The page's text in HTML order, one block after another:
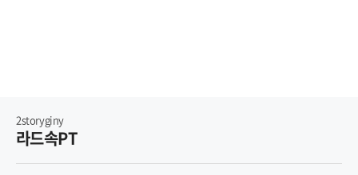
2storyginy
라드속PT